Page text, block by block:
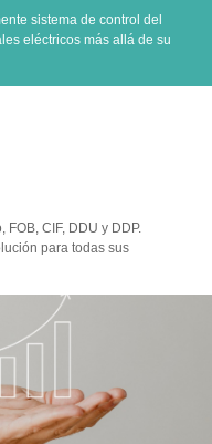
sistema de control del
eléctricos más allá de su
CIF, DDU y DDP.
para todas sus